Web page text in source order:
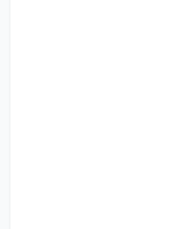
تولید سیستم‌های پیشرفته تصفیه آب
با بهره‌گیری از فناوری‌های نوین
املاح و نمک از منابع آبی ارائه
مصارف متنوعی از جمله تأمین آب
طراحی و بهینه‌سازی شده‌اند.
با بالاترین استاندارد کیفی، ارائه
پس از فروش مطمئن برای تضمین
سالم.
اول صنایع و مصرف‌کنندگان در